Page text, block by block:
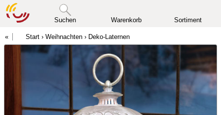
Suchen Warenkorb Sortiment
Start › Weihnachten › Deko-Laternen